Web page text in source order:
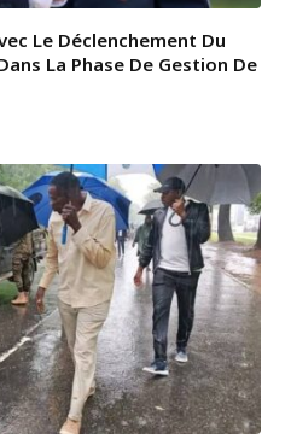
Le Déclenchement Du
La Phase De Gestion De